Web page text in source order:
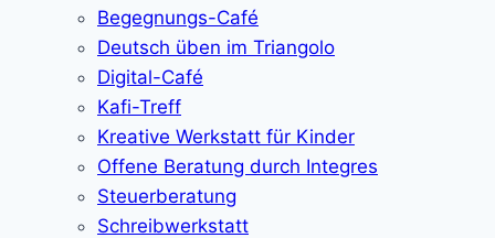
Begegnungs-Café
Deutsch üben im Triangolo
Digital-Café
Kafi-Treff
Kreative Werkstatt für Kinder
Offene Beratung durch Integres
Steuerberatung
Schreibwerkstatt